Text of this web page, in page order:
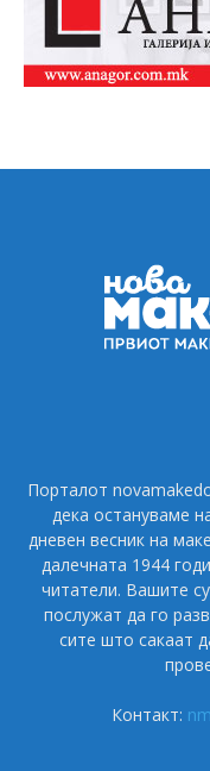
Порталот
дека остануваме
дневен весник на
далечната 1944
читатели. Вашите
послужат да го
сите што сакаат
Контакт: